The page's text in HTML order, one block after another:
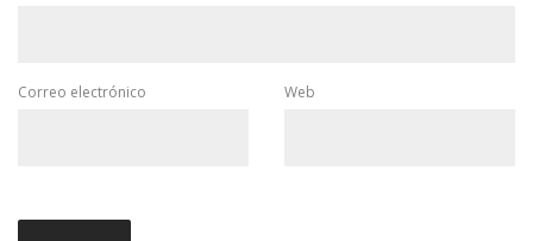
Correo electrónico Web